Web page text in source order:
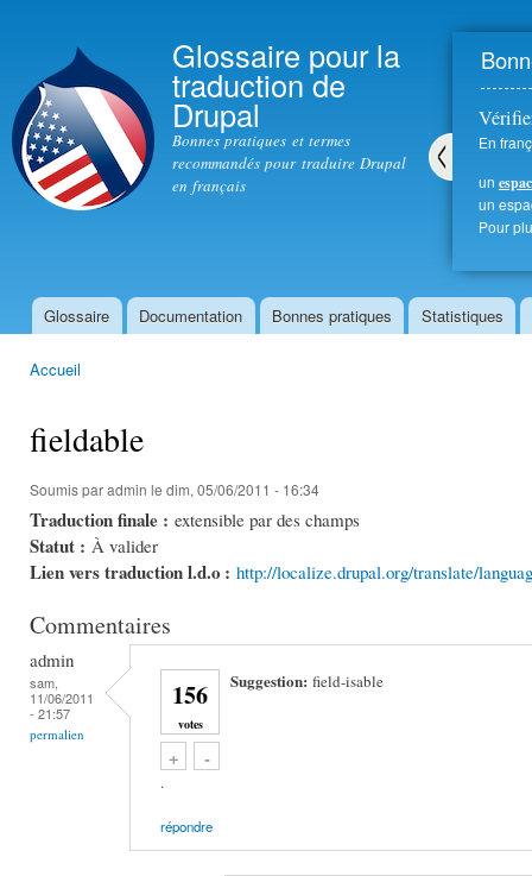
Glossaire pour la
traduction de
Drupal
Bonnes pratiques et termes
recommandés pour traduire Drupal
en français
En
un
un
Pour
Menu principal
Glossaire Documentation Bonnes pratiques Statistiques
Accueil
fieldable
Soumis paradmin le dim, 05/06/2011 - 16:34
Traduction finale : extensible par des champs
Statut : À valider
Lien vers traduction l.d.o : http://localize.drupal.org/translate/
Commentaires
admin
sam,
11/06/2011
- 21:57
permalien
156
votes
+
Vote up!-
Vote down!
Suggestion:field-isable
.
répondre